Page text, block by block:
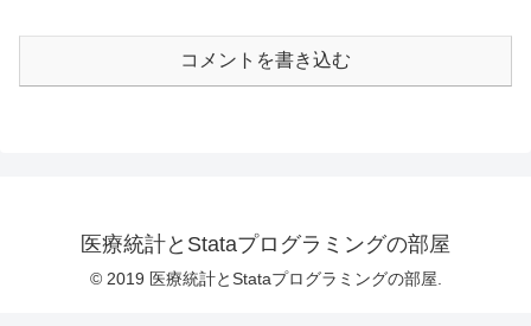
コメントを書き込む
医療統計とStataプログラミングの部屋
© 2019 医療統計とStataプログラミングの部屋.